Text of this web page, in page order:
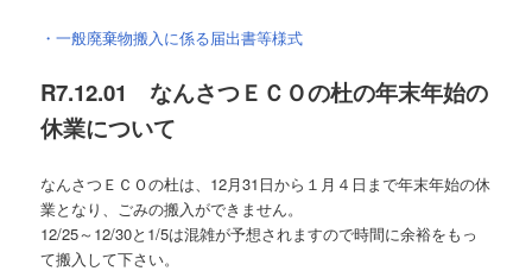
・一般廃棄物搬入に係る届出書等様式
R7.12.01 なんさつＥＣＯの杜の年末年始の
休業について
なんさつＥＣＯの杜は、12月31日から１月４日まで年末年始の休
業となり、ごみの搬入ができません。
12/25～12/30と1/5は混雑が予想されますので時間に余裕をもっ
て搬入して下さい。